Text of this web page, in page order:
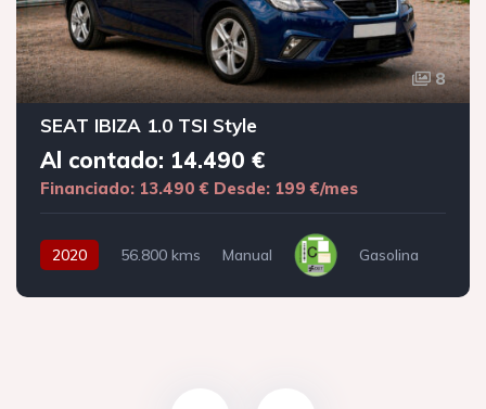
8
SEAT IBIZA 1.0 TSI Style
Al contado: 14.490 €
Financiado: 13.490 € Desde: 199 €/mes
2020 56.800 kms Manual Gasolina